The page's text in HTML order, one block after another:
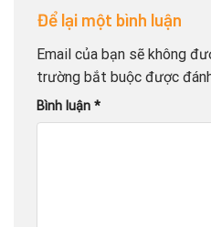
Để lại một bình luận
Email của bạn sẽ không
trường bắt buộc được
Bình luận *